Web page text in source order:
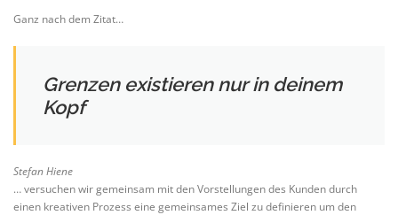
Ganz nach dem Zitat…
Grenzen existieren nur in deinem
Kopf
Stefan Hiene
… versuchen wir gemeinsam mit den Vorstellungen des Kunden durch
einen kreativen Prozess eine gemeinsames Ziel zu definieren um den